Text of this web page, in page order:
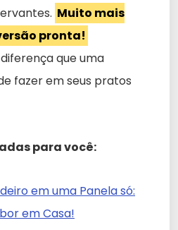
Muito mais
pronta!
que uma
fazer em seus pratos
para você:
em uma Panela só:
em Casa!